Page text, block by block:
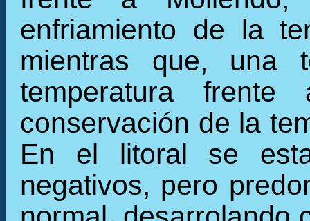
enfriamiento de la
mientras que, una
temperatura
conservación de la
En el litoral se
negativos, pero